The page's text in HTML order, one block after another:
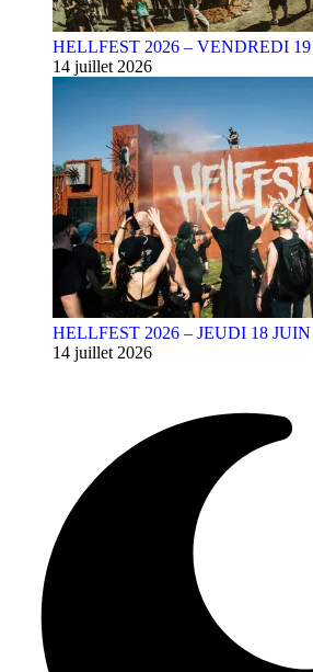
HELLFEST 2026 – VENDREDI
14 juillet 2026
HELLFEST 2026 – JEUDI 18
14 juillet 2026